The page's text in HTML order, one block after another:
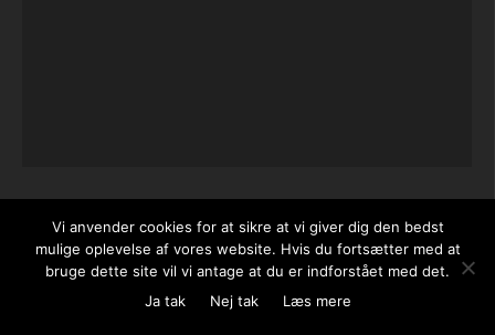
Cookie- og privatlivspolitik Om GamerGuru Holdet Jobs Kontakt Os
Vi anvender cookies for at sikre at vi giver dig den bedst
mulige oplevelse af vores website. Hvis du fortsætter med at
bruge dette site vil vi antage at du er indforstået med det.
Ja tak
Nej tak Læs mere